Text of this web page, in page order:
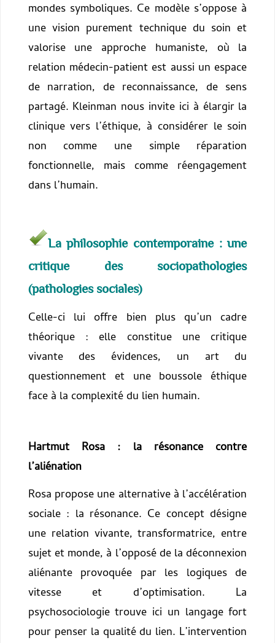
mondes symboliques. Ce modèle s’oppose à
une vision purement technique du soin et
valorise une approche humaniste, où la
relation médecin-patient est aussi un espace
de narration, de reconnaissance, de sens
partagé. Kleinman nous invite ici à élargir la
clinique vers l’éthique, à considérer le soin
non comme une simple réparation
fonctionnelle, mais comme réengagement
dans l’humain.
La philosophie contemporaine : une
critique des sociopathologies
(pathologies sociales)
Celle-ci lui offre bien plus qu’un cadre
théorique : elle constitue une critique
vivante des évidences, un art du
questionnement et une boussole éthique
face à la complexité du lien humain.
Hartmut Rosa : la résonance contre
l’aliénation
Rosa propose une alternative à l’accélération
sociale : la résonance. Ce concept désigne
une relation vivante, transformatrice, entre
sujet et monde, à l’opposé de la déconnexion
aliénante provoquée par les logiques de
vitesse et d’optimisation. La
psychosociologie trouve ici un langage fort
pour penser la qualité du lien. L’intervention